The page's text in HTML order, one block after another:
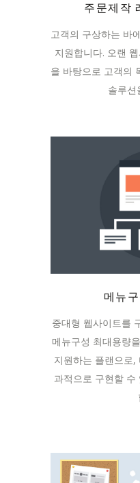
주문제작
고객의 구상하는 바
지원합니다. 오랜
을 바탕으로 고객의
솔루션
메뉴
중대형 웹사이트를
메뉴구성 최대용량
지원하는 플랜으로,
과적으로 구현할